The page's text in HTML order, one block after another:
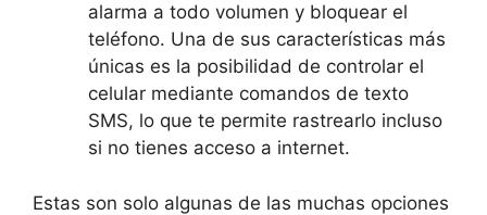
alarma a todo ‌volumen y bloquear el
teléfono. Una de ⁢sus características más⁤
únicas es‌ la posibilidad de controlar el
celular mediante comandos de texto
SMS, lo‍ que te​ permite rastrearlo incluso
si no tienes ⁣acceso⁢ a internet.
Estas‌ son solo algunas de las muchas opciones